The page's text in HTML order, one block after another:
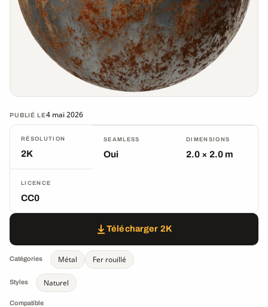
PUBLIÉ LE4 mai 2026
RÉSOLUTION
2K
SEAMLESS
Oui
DIMENSIONS
2.0 × 2.0 m
LICENCE
CC0
Télécharger 2K
Catégories Métal Fer rouillé
Styles Naturel
Compatible